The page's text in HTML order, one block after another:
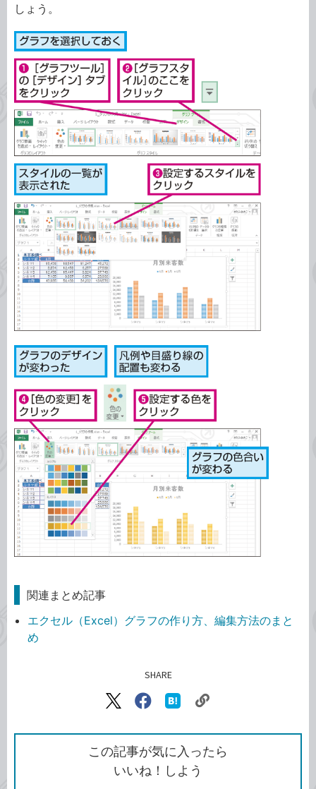
しょう。
関連まとめ記事
エクセル（Excel）グラフの作り方、編集方法のまと
め
SHARE
X（旧
で
シ
ェ
ア
Facebook
シ
ェ
ア
な
ッ
ク
ク
を
コ
この記事が気に入ったら
いいね！しよう